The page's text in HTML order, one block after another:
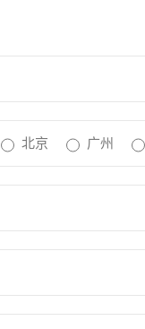
北京 广州